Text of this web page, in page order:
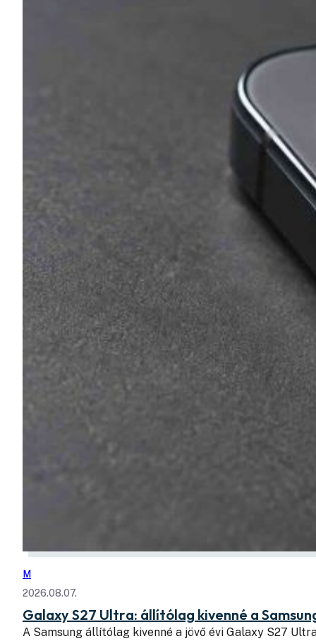
M
2026.08.07.
Galaxy S27 Ultra: állítólag kivenné a
A Samsung állítólag kivenné a jövő évi Galaxy S27